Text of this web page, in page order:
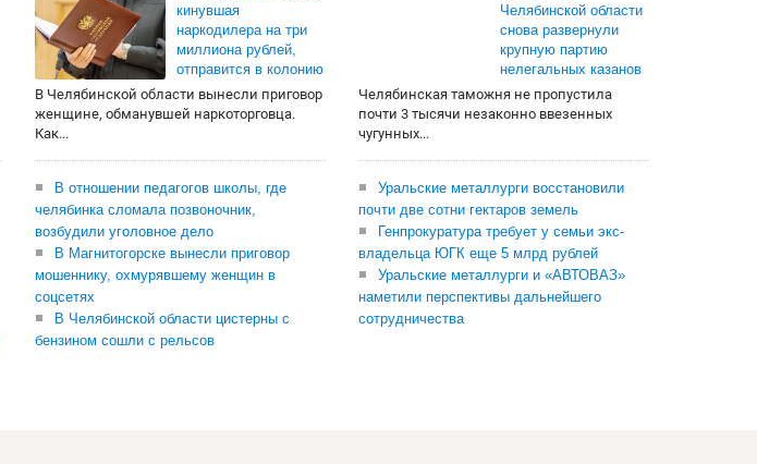
кинувшая
наркодилера на три
миллиона рублей,
отправится в колонию
В Челябинской области вынесли приговор
женщине, обманувшей наркоторговца.
Как...
В отношении педагогов школы, где
челябинка сломала позвоночник,
возбудили уголовное дело
В Магнитогорске вынесли приговор
мошеннику, охмурявшему женщин в
соцсетях
В Челябинской области цистерны с
бензином сошли с рельсов
Челябинской области
снова развернули
крупную партию
нелегальных казанов
Челябинская таможня не пропустила
почти 3 тысячи незаконно ввезенных
чугунных...
Уральские металлурги восстановили
почти две сотни гектаров земель
Генпрокуратура требует у семьи экс-
владельца ЮГК еще 5 млрд рублей
Уральские металлурги и «АВТОВАЗ»
наметили перспективы дальнейшего
сотрудничества